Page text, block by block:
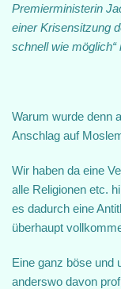
Premierministerin
einer Krisensitzung
schnell wie möglich“
Warum wurde denn
Anschlag auf
Wir haben da eine
alle Religionen etc.
es dadurch eine
überhaupt
Eine ganz böse und
anderswo davon